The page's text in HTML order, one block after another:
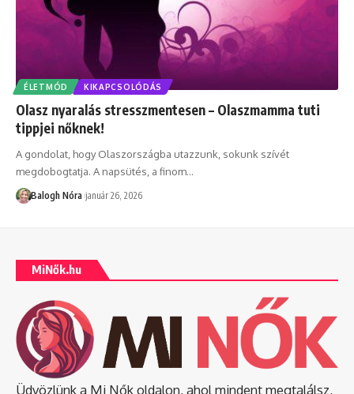
ÉLETMÓD KIKAPCSOLÓDÁS
Olasz nyaralás stresszmentesen – Olaszmamma tuti
tippjei nőknek!
A gondolat, hogy Olaszországba utazzunk, sokunk szívét
megdobogtatja. A napsütés, a finom…
Balogh Nóra január 26, 2026
MiNők.hu
Üdvözlünk a Mi Nők oldalon, ahol mindent megtalálsz,